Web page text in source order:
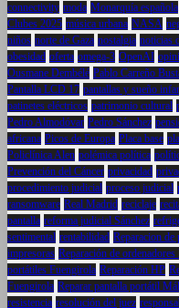
connectivity moda Monarquía española
Clubes 2025 música urbana NASA
niños norte de Gaza nostalgia noticias
obesidad oferta omega-3 OpenAI
Ousmane Dembélé Pablo Carreño
Pantalla LCD 17 pantallas y sueño
patinetes eléctricos patrimonio cultural
Pedro Almodóvar Pedro Sánchez
africana Picos de Europa Placa base
Policlínica Alen polémica política
Prevención del Cáncer privacidad
procedimiento judicial proceso judicial
ransomware Real Madrid reciclaje
pantalla reforma judicial Sánchez
sentimental rentabilidad Reparacion de
impresoras Reparación de
portátiles Fuengirola Reparación HP
Fuengirola Reparar pantalla portátil
resistencia resolución del juez